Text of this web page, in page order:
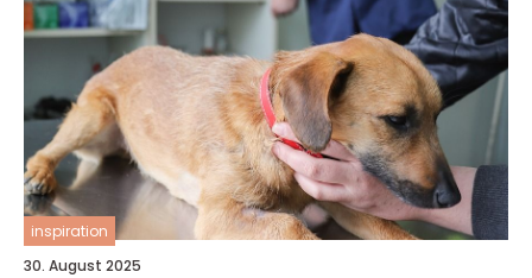
inspiration
30. August 2025